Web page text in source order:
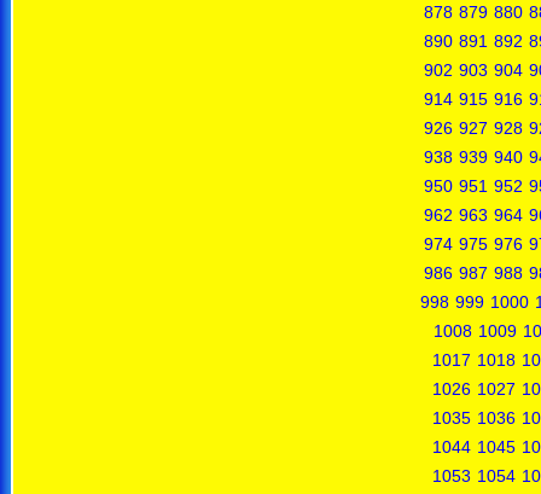
878 879 880
890 891 892
902 903 904
914 915 916
926 927 928
938 939 940
950 951 952
962 963 964
974 975 976
986 987 988
998 999 1000
1008 1009
1017 1018
1026 1027
1035 1036
1044 1045
1053 1054